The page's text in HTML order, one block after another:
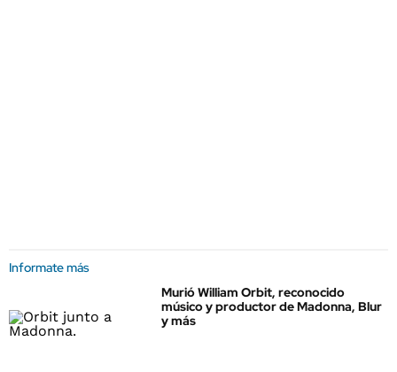
Informate más
Murió William Orbit, reconocido
músico y productor de Madonna, Blur
y más